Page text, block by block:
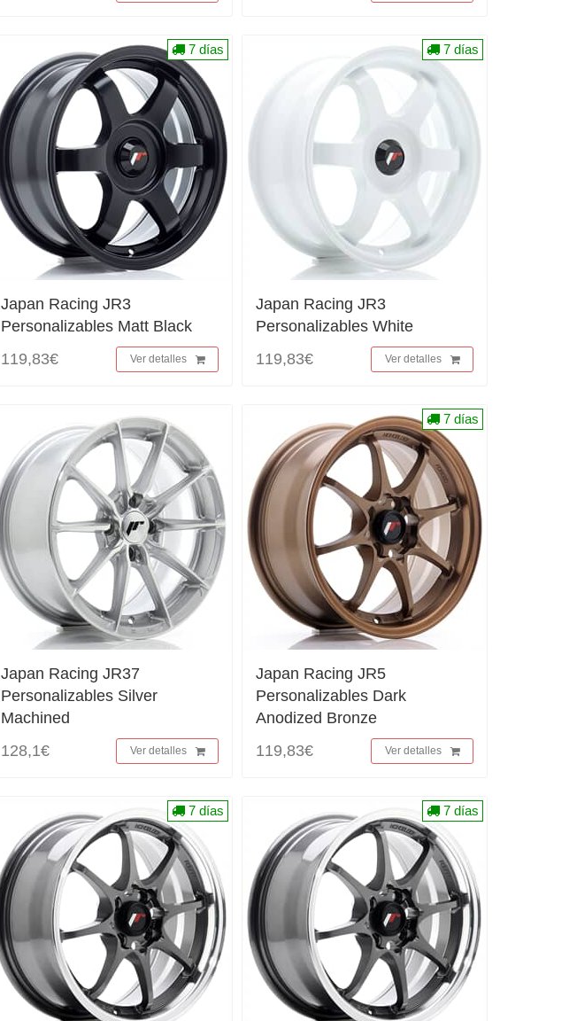
Japan Racing JR3
Personalizables Matt Black
119,83€
Ver detalles
7 días
Japan Racing JR3
Personalizables White
119,83€
Ver detalles
7 días
Japan Racing JR37
Personalizables Silver
Machined
128,1€
Ver detalles
Japan Racing JR5
Personalizables Dark
Anodized Bronze
119,83€
Ver detalles
7 días
7 días 7 días